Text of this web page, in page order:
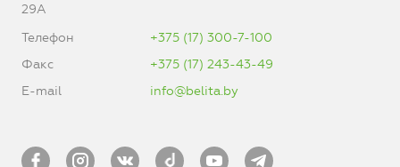
29А
Телефон
+375 (17) 300-7-100
Факс
+375 (17) 243-43-49
E-mail
info@belita.by